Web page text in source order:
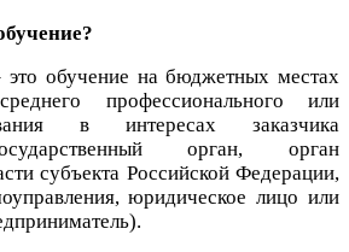
это обучение на бюджетных местах
профессионального или
в интересах заказчика
орган, орган
субъекта Российской Федерации,
юридическое лицо или